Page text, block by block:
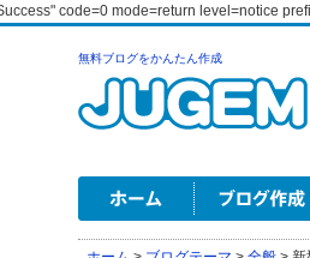
code=0 mode=return level=notice
無料ブログをかんたん作成